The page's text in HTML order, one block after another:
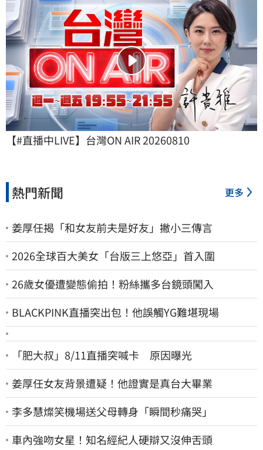
【#直播中LIVE】台灣ON AIR 20260810
熱門新聞 更多
姜厚任揭「和女友前夫是好友」撇小三傳言
2026全球百大美女「台版三上悠亞」首入圍
26歲女優遭變態偷拍！粉絲攜多台鏡頭闖入
BLACKPINK直播突出包！他誤觸YG難堪現場
「肥大叔」8/11直播突喊卡 原因曝光
姜厚任女友背景遭疑！他證實是真台大畢業
李多慧燦笑機場送父母轉身「瞬間秒痛哭」
車內強吻女星！知名經紀人硬辯又沒伸舌頭